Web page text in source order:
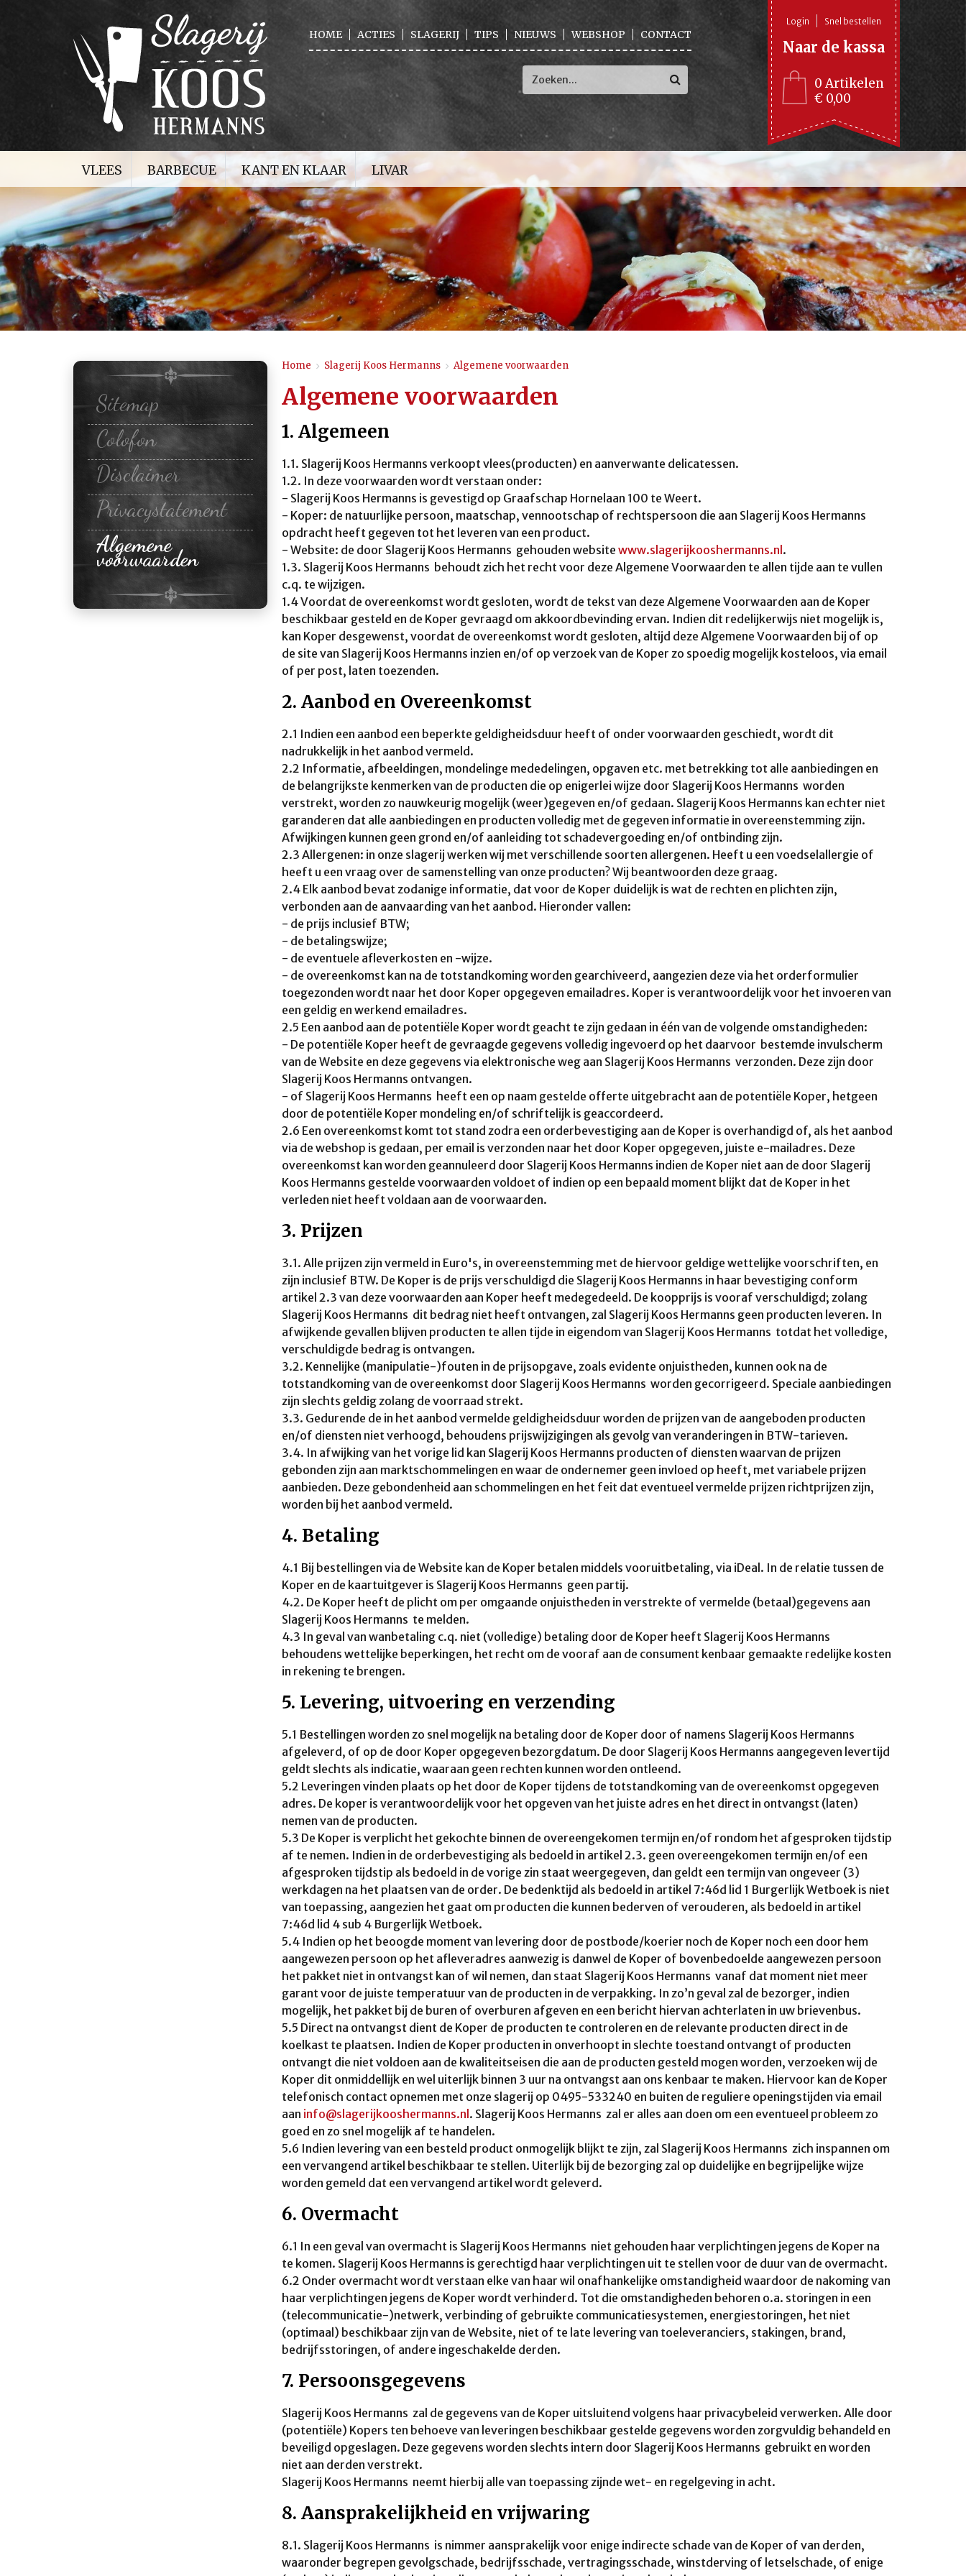
HOME ACTIES SLAGERIJ TIPS NIEUWS WEBSHOP CONTACT
Login Snel bestellen
Naar de kassa
0 Artikelen
€ 0,00
VLEES BARBECUE KANT EN KLAAR LIVAR
Sitemap
Colofon
Disclaimer
Privacystatement
Algemene
voorwaarden
Home > Slagerij Koos Hermanns > Algemene voorwaarden
Algemene voorwaarden
1. Algemeen
1.1. Slagerij Koos Hermanns verkoopt vlees(producten) en aanverwante delicatessen.
1.2. In deze voorwaarden wordt verstaan onder:
- Slagerij Koos Hermanns is gevestigd op Graafschap Hornelaan 100 te Weert.
- Koper: de natuurlijke persoon, maatschap, vennootschap of rechtspersoon die aan Slagerij Koos Hermanns
opdracht heeft gegeven tot het leveren van een product.
- Website: de door Slagerij Koos Hermanns gehouden website www.slagerijkooshermanns.nl .
1.3. Slagerij Koos Hermanns behoudt zich het recht voor deze Algemene Voorwaarden te allen tijde aan te vullen
c.q. te wijzigen.
1.4 Voordat de overeenkomst wordt gesloten, wordt de tekst van deze Algemene Voorwaarden aan de Koper
beschikbaar gesteld en de Koper gevraagd om akkoordbevinding ervan. Indien dit redelijkerwijs niet mogelijk is,
kan Koper desgewenst, voordat de overeenkomst wordt gesloten, altijd deze Algemene Voorwaarden bij of op
de site van Slagerij Koos Hermanns inzien en/of op verzoek van de Koper zo spoedig mogelijk kosteloos, via email
of per post, laten toezenden.
2. Aanbod en Overeenkomst
2.1 Indien een aanbod een beperkte geldigheidsduur heeft of onder voorwaarden geschiedt, wordt dit
nadrukkelijk in het aanbod vermeld.
2.2 Informatie, afbeeldingen, mondelinge mededelingen, opgaven etc. met betrekking tot alle aanbiedingen en
de belangrijkste kenmerken van de producten die op enigerlei wijze door Slagerij Koos Hermanns worden
verstrekt, worden zo nauwkeurig mogelijk (weer)gegeven en/of gedaan. Slagerij Koos Hermanns kan echter niet
garanderen dat alle aanbiedingen en producten volledig met de gegeven informatie in overeenstemming zijn.
Afwijkingen kunnen geen grond en/of aanleiding tot schadevergoeding en/of ontbinding zijn.
2.3 Allergenen: in onze slagerij werken wij met verschillende soorten allergenen. Heeft u een voedselallergie of
heeft u een vraag over de samenstelling van onze producten? Wij beantwoorden deze graag.
2.4 Elk aanbod bevat zodanige informatie, dat voor de Koper duidelijk is wat de rechten en plichten zijn,
verbonden aan de aanvaarding van het aanbod. Hieronder vallen:
- de prijs inclusief BTW;
- de betalingswijze;
- de eventuele afleverkosten en -wijze.
- de overeenkomst kan na de totstandkoming worden gearchiveerd, aangezien deze via het orderformulier
toegezonden wordt naar het door Koper opgegeven emailadres. Koper is verantwoordelijk voor het invoeren van
een geldig en werkend emailadres.
2.5 Een aanbod aan de potentiële Koper wordt geacht te zijn gedaan in één van de volgende omstandigheden:
- De potentiële Koper heeft de gevraagde gegevens volledig ingevoerd op het daarvoor bestemde invulscherm
van de Website en deze gegevens via elektronische weg aan Slagerij Koos Hermanns verzonden. Deze zijn door
Slagerij Koos Hermanns ontvangen.
- of Slagerij Koos Hermanns heeft een op naam gestelde offerte uitgebracht aan de potentiële Koper, hetgeen
door de potentiële Koper mondeling en/of schriftelijk is geaccordeerd.
2.6 Een overeenkomst komt tot stand zodra een orderbevestiging aan de Koper is overhandigd of, als het aanbod
via de webshop is gedaan, per email is verzonden naar het door Koper opgegeven, juiste e-mailadres. Deze
overeenkomst kan worden geannuleerd door Slagerij Koos Hermanns indien de Koper niet aan de door Slagerij
Koos Hermanns gestelde voorwaarden voldoet of indien op een bepaald moment blijkt dat de Koper in het
verleden niet heeft voldaan aan de voorwaarden.
3. Prijzen
3.1. Alle prijzen zijn vermeld in Euro's, in overeenstemming met de hiervoor geldige wettelijke voorschriften, en
zijn inclusief BTW. De Koper is de prijs verschuldigd die Slagerij Koos Hermanns in haar bevestiging conform
artikel 2.3 van deze voorwaarden aan Koper heeft medegedeeld. De koopprijs is vooraf verschuldigd; zolang
Slagerij Koos Hermanns dit bedrag niet heeft ontvangen, zal Slagerij Koos Hermanns geen producten leveren. In
afwijkende gevallen blijven producten te allen tijde in eigendom van Slagerij Koos Hermanns totdat het volledige,
verschuldigde bedrag is ontvangen.
3.2. Kennelijke (manipulatie-)fouten in de prijsopgave, zoals evidente onjuistheden, kunnen ook na de
totstandkoming van de overeenkomst door Slagerij Koos Hermanns worden gecorrigeerd. Speciale aanbiedingen
zijn slechts geldig zolang de voorraad strekt.
3.3. Gedurende de in het aanbod vermelde geldigheidsduur worden de prijzen van de aangeboden producten
en/of diensten niet verhoogd, behoudens prijswijzigingen als gevolg van veranderingen in BTW-tarieven.
3.4. In afwijking van het vorige lid kan Slagerij Koos Hermanns producten of diensten waarvan de prijzen
gebonden zijn aan marktschommelingen en waar de ondernemer geen invloed op heeft, met variabele prijzen
aanbieden. Deze gebondenheid aan schommelingen en het feit dat eventueel vermelde prijzen richtprijzen zijn,
worden bij het aanbod vermeld.
4. Betaling
4.1 Bij bestellingen via de Website kan de Koper betalen middels vooruitbetaling, via iDeal. In de relatie tussen de
Koper en de kaartuitgever is Slagerij Koos Hermanns geen partij.
4.2. De Koper heeft de plicht om per omgaande onjuistheden in verstrekte of vermelde (betaal)gegevens aan
Slagerij Koos Hermanns te melden.
4.3 In geval van wanbetaling c.q. niet (volledige) betaling door de Koper heeft Slagerij Koos Hermanns
behoudens wettelijke beperkingen, het recht om de vooraf aan de consument kenbaar gemaakte redelijke kosten
in rekening te brengen.
5. Levering, uitvoering en verzending
5.1 Bestellingen worden zo snel mogelijk na betaling door de Koper door of namens Slagerij Koos Hermanns
afgeleverd, of op de door Koper opgegeven bezorgdatum. De door Slagerij Koos Hermanns aangegeven levertijd
geldt slechts als indicatie, waaraan geen rechten kunnen worden ontleend.
5.2 Leveringen vinden plaats op het door de Koper tijdens de totstandkoming van de overeenkomst opgegeven
adres. De koper is verantwoordelijk voor het opgeven van het juiste adres en het direct in ontvangst (laten)
nemen van de producten.
5.3 De Koper is verplicht het gekochte binnen de overeengekomen termijn en/of rondom het afgesproken tijdstip
af te nemen. Indien in de orderbevestiging als bedoeld in artikel 2.3. geen overeengekomen termijn en/of een
afgesproken tijdstip als bedoeld in de vorige zin staat weergegeven, dan geldt een termijn van ongeveer (3)
werkdagen na het plaatsen van de order. De bedenktijd als bedoeld in artikel 7:46d lid 1 Burgerlijk Wetboek is niet
van toepassing, aangezien het gaat om producten die kunnen bederven of verouderen, als bedoeld in artikel
7:46d lid 4 sub 4 Burgerlijk Wetboek.
5.4 Indien op het beoogde moment van levering door de postbode/koerier noch de Koper noch een door hem
aangewezen persoon op het afleveradres aanwezig is danwel de Koper of bovenbedoelde aangewezen persoon
het pakket niet in ontvangst kan of wil nemen, dan staat Slagerij Koos Hermanns vanaf dat moment niet meer
garant voor de juiste temperatuur van de producten in de verpakking. In zo’n geval zal de bezorger, indien
mogelijk, het pakket bij de buren of overburen afgeven en een bericht hiervan achterlaten in uw brievenbus.
5.5 Direct na ontvangst dient de Koper de producten te controleren en de relevante producten direct in de
koelkast te plaatsen. Indien de Koper producten in onverhoopt in slechte toestand ontvangt of producten
ontvangt die niet voldoen aan de kwaliteitseisen die aan de producten gesteld mogen worden, verzoeken wij de
Koper dit onmiddellijk en wel uiterlijk binnen 3 uur na ontvangst aan ons kenbaar te maken. Hiervoor kan de Koper
telefonisch contact opnemen met onze slagerij op 0495-533240 en buiten de reguliere openingstijden via email
aan info@slagerijkooshermanns.nl . Slagerij Koos Hermanns zal er alles aan doen om een eventueel probleem zo
goed en zo snel mogelijk af te handelen.
5.6 Indien levering van een besteld product onmogelijk blijkt te zijn, zal Slagerij Koos Hermanns zich inspannen om
een vervangend artikel beschikbaar te stellen. Uiterlijk bij de bezorging zal op duidelijke en begrijpelijke wijze
worden gemeld dat een vervangend artikel wordt geleverd.
6. Overmacht
6.1 In een geval van overmacht is Slagerij Koos Hermanns niet gehouden haar verplichtingen jegens de Koper na
te komen. Slagerij Koos Hermanns is gerechtigd haar verplichtingen uit te stellen voor de duur van de overmacht.
6.2 Onder overmacht wordt verstaan elke van haar wil onafhankelijke omstandigheid waardoor de nakoming van
haar verplichtingen jegens de Koper wordt verhinderd. Tot die omstandigheden behoren o.a. storingen in een
(telecommunicatie-)netwerk, verbinding of gebruikte communicatiesystemen, energiestoringen, het niet
(optimaal) beschikbaar zijn van de Website, niet of te late levering van toeleveranciers, stakingen, brand,
bedrijfsstoringen, of andere ingeschakelde derden.
7. Persoonsgegevens
Slagerij Koos Hermanns zal de gegevens van de Koper uitsluitend volgens haar privacybeleid verwerken. Alle door
(potentiële) Kopers ten behoeve van leveringen beschikbaar gestelde gegevens worden zorgvuldig behandeld en
beveiligd opgeslagen. Deze gegevens worden slechts intern door Slagerij Koos Hermanns gebruikt en worden
niet aan derden verstrekt.
Slagerij Koos Hermanns neemt hierbij alle van toepassing zijnde wet- en regelgeving in acht.
8. Aansprakelijkheid en vrijwaring
8.1. Slagerij Koos Hermanns is nimmer aansprakelijk voor enige indirecte schade van de Koper of van derden,
waaronder begrepen gevolgschade, bedrijfsschade, vertragingsschade, winstderving of letselschade, of enige